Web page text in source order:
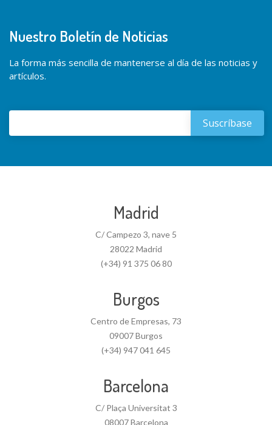
Nuestro Boletín de Noticias
La forma más sencilla de mantenerse al día de las noticias y
artículos.
Madrid
C/ Campezo 3, nave 5
28022 Madrid
(+34) 91 375 06 80
Burgos
Centro de Empresas, 73
09007 Burgos
(+34) 947 041 645
Barcelona
C/ Plaça Universitat 3
08007 Barcelona